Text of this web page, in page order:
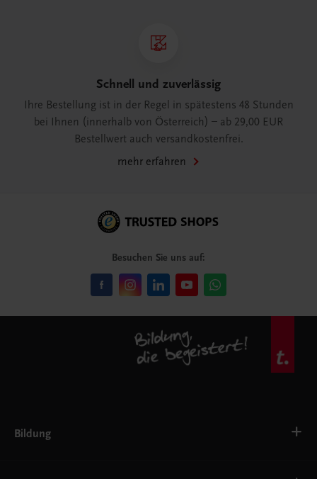
Schnell und zuverlässig
Ihre Bestellung ist in der Regel in spätestens 48 Stunden
bei Ihnen (innerhalb von Österreich) – ab 29,00 EUR
Bestellwert auch versandkostenfrei.
mehr erfahren
Besuchen Sie uns auf:
Bildung